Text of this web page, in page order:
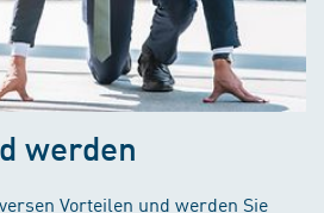
werden
Vorteilen und werden Sie